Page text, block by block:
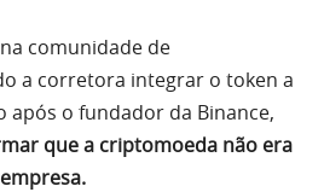
comunidade de
a corretora integrar o token a
após o fundador da Binance,
que a criptomoeda não era